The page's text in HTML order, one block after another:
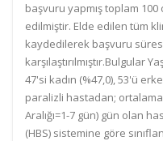
başvuru yapmış toplam
edilmiştir. Elde edilen tüm
kaydedilerek başvuru süresi
karşılaştırılmıştır.Bulgular
47'si kadın (%47,0), 53'ü
paralizli hastadan; ortalama
Aralığı=1-7 gün) gün olan
(HBS) sistemine göre